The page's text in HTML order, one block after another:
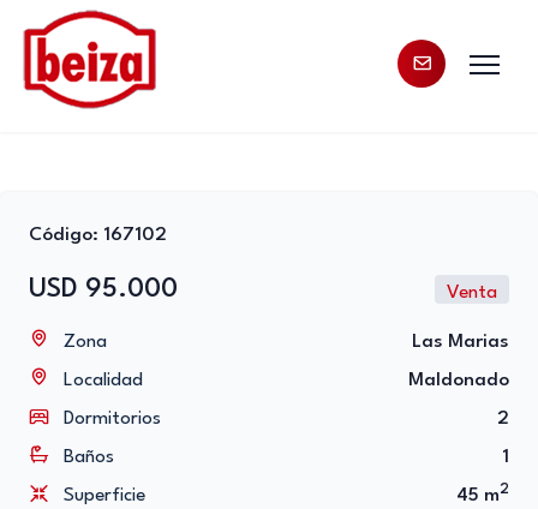
Código: 167102
USD 95.000 Venta
Zona
Las Mari­as
Localidad
Maldonado
Dormitorios
2
Baños
1
Superficie
45 m2